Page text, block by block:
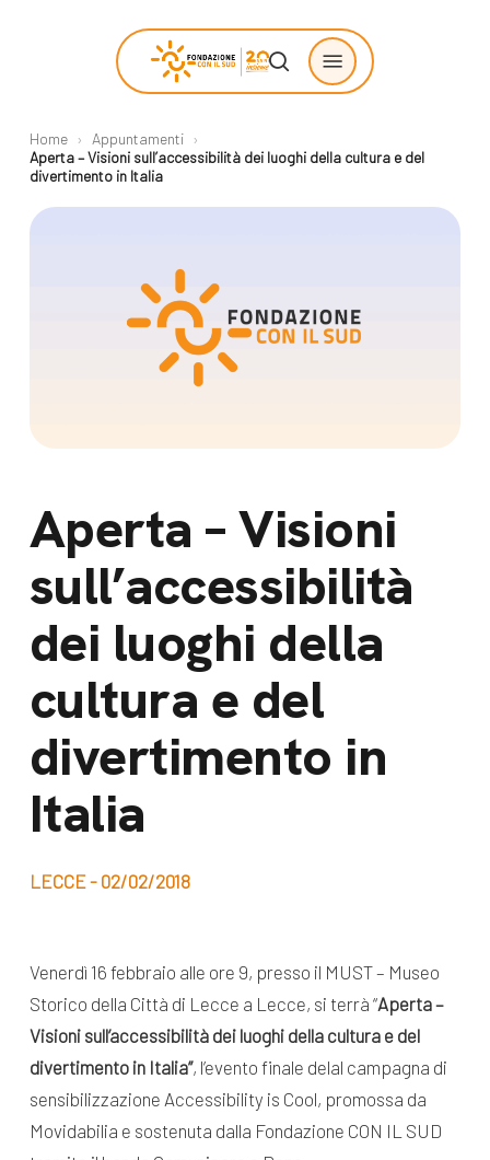
content
search
Menu
Home › Appuntamenti ›
Aperta – Visioni sull’accessibilità dei luoghi della cultura e del
divertimento in Italia
Aperta – Visioni
sull’accessibilità
dei luoghi della
cultura e del
divertimento in
Italia
LECCE - 02/02/2018
Venerdì 16 febbraio alle ore 9, presso il MUST – Museo
Storico della Città di Lecce a Lecce, si terrà “Aperta –
Visioni sull’accessibilità dei luoghi della cultura e del
divertimento in Italia”, l’evento finale delal campagna di
sensibilizzazione Accessibility is Cool, promossa da
Movidabilia e sostenuta dalla Fondazione CON IL SUD
Chi siamo
La nostra missione
Il nostro modello
La governance
Lavora con noi
Bilancio di
missione
News e
appuntamenti
News
Appuntamenti
Progetti
sostenuti
Progetti
dal Sud
Campagne
Libri e
pubblicazioni
Docufilm
e blog progetti
Seguici sui social: